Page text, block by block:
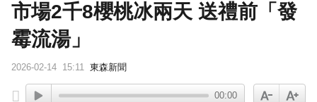
市場2千8櫻桃冰兩天 送禮前「發
霉流湯」
2026-02-14 15:11 東森新聞
00:00